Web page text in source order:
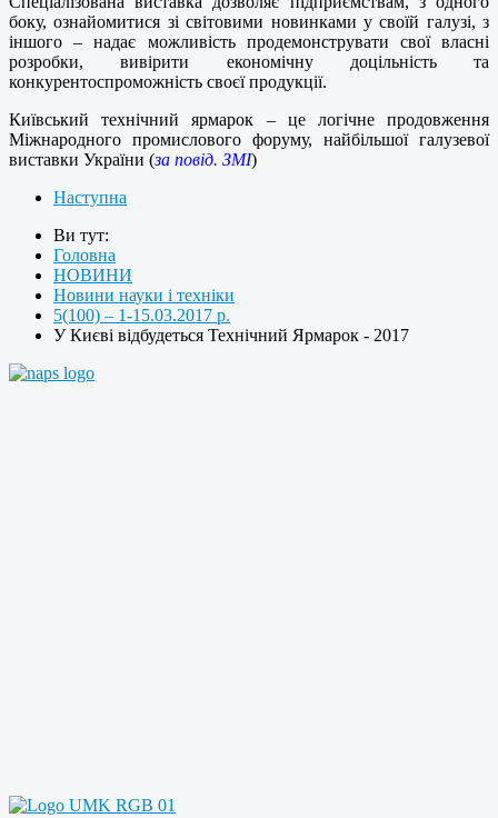
боку, ознайомитися зі світовими новинками у своїй галузі, з
іншого – надає можливість продемонструвати свої власні
розробки, вивірити економічну доцільність та
конкурентоспроможність своєї продукції.
Київський технічний ярмарок – це логічне продовження
Міжнародного промислового форуму, найбільшої галузевої
виставки України (за повід. ЗМІ)
Наступна
Ви тут:
Головна
НОВИНИ
Новини науки і техніки
5(100) – 1-15.03.2017 р.
У Києві відбудеться Технічний Ярмарок - 2017